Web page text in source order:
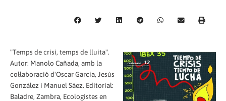
"Temps de crisi, temps de lluita".
Autor: Manolo Cañada, amb la
col·laboració d'Oscar García, Jesús
González i Manuel Sáez. Editorial:
Baladre, Zambra, Ecologistes en